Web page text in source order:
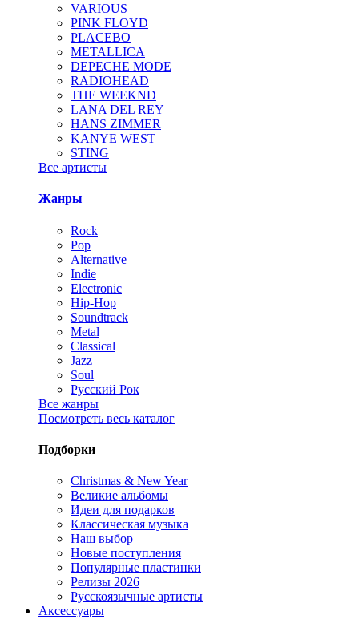
VARIOUS
PINK FLOYD
PLACEBO
METALLICA
DEPECHE MODE
RADIOHEAD
THE WEEKND
LANA DEL REY
HANS ZIMMER
KANYE WEST
STING
Все артисты
Жанры
Rock
Pop
Alternative
Indie
Electronic
Hip-Hop
Soundtrack
Metal
Classical
Jazz
Soul
Русский Рок
Все жанры
Посмотреть весь каталог
Подборки
Christmas & New Year
Великие альбомы
Идеи для подарков
Классическая музыка
Наш выбор
Новые поступления
Популярные пластинки
Релизы 2026
Русскоязычные артисты
Аксессуары